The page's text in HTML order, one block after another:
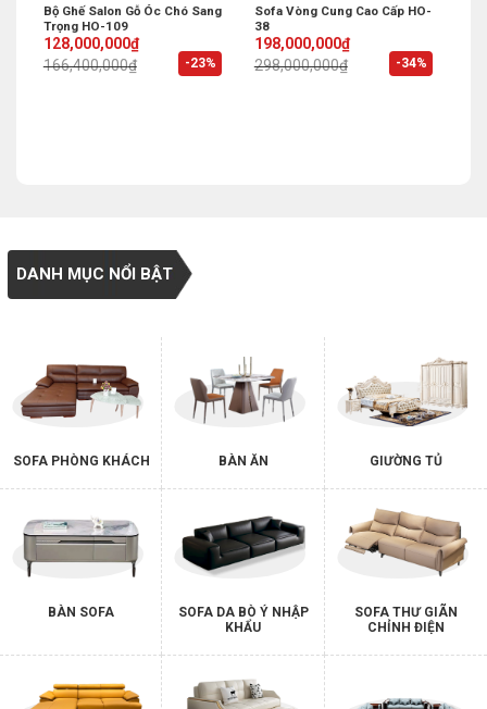
-23%
Bộ Ghế Salon Gỗ Óc Chó Sang
Trọng HO-109
166,400,000₫
Original
price
was:
128,000,000₫
Current
price
is:
-34%
Sofa Vòng Cung Cao Cấp HO-
38
298,000,000₫
Original
price
was:
198,000,000₫
Current
price
is:
DANH MỤC NỔI BẬT
SOFA PHÒNG KHÁCH BÀN ĂN GIƯỜNG TỦ
BÀN SOFA
SOFA DA BÒ Ý NHẬP
KHẨU
SOFA THƯ GIÃN
CHỈNH ĐIỆN